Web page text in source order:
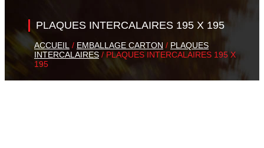
PLAQUES INTERCALAIRES 195 X 195
ACCUEIL / EMBALLAGE CARTON / PLAQUES
INTERCALAIRES / PLAQUES INTERCALAIRES 195 X
195